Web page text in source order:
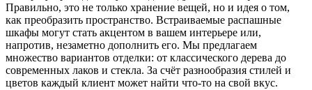
Правильно, это не только хранение вещей, но и идея о том,
как преобразить пространство. Встраиваемые распашные
шкафы могут стать акцентом в вашем интерьере или,
напротив, незаметно дополнить его. Мы предлагаем
множество вариантов отделки: от классического дерева до
современных лаков и стекла. За счёт разнообразия стилей и
цветов каждый клиент может найти что-то на свой вкус.